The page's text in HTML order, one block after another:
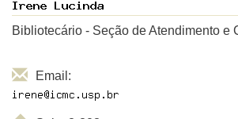
Bibliotecário - Seção de Atendimento e
Email: